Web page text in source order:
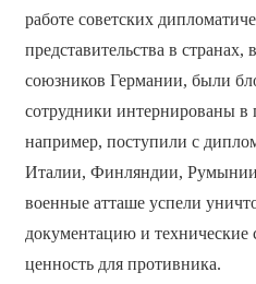
работе советских
представительства в
союзников Германии, были
сотрудники интернированы в
например, поступили с
Италии, Финляндии,
военные атташе успели
документацию и технические
ценность для противника.